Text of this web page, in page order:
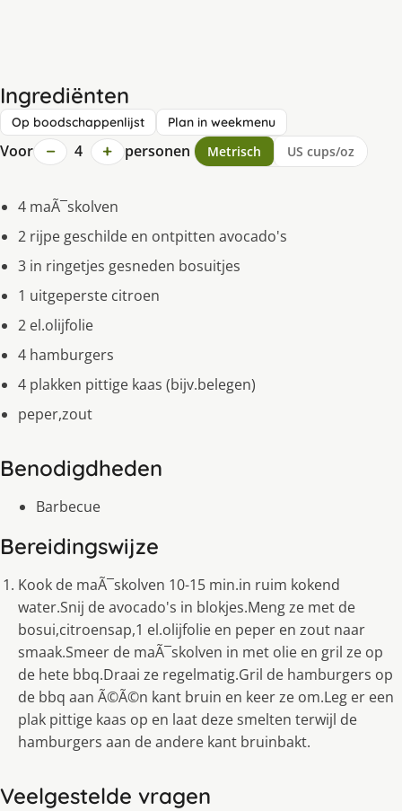
Ingrediënten
Op boodschappenlijst Plan in weekmenu
Voor − 4 + personen Metrisch US cups/oz
4 maÃ¯skolven
2 rijpe geschilde en ontpitten avocado's
3 in ringetjes gesneden bosuitjes
1 uitgeperste citroen
2 el.olijfolie
4 hamburgers
4 plakken pittige kaas (bijv.belegen)
peper,zout
Benodigdheden
Barbecue
Bereidingswijze
Kook de maÃ¯skolven 10-15 min.in ruim kokend
water.Snij de avocado's in blokjes.Meng ze met de
bosui,citroensap,1 el.olijfolie en peper en zout naar
smaak.Smeer de maÃ¯skolven in met olie en gril ze op
de hete bbq.Draai ze regelmatig.Gril de hamburgers op
de bbq aan Ã©Ã©n kant bruin en keer ze om.Leg er een
plak pittige kaas op en laat deze smelten terwijl de
hamburgers aan de andere kant bruinbakt.
Veelgestelde vragen